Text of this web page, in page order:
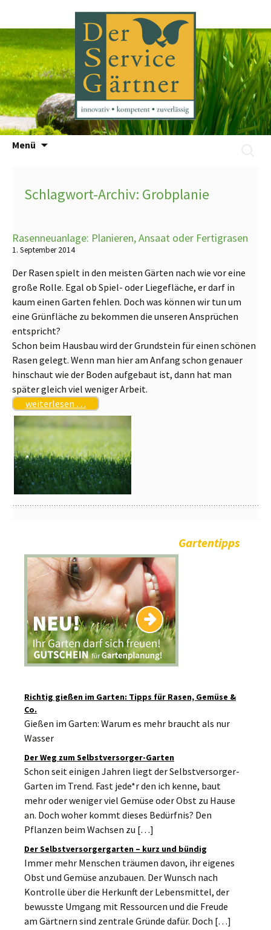
Menü
Zum
Schlagwort-Archiv: Grobplanie
Rasenneuanlage: Planieren, Ansaat oder Fertigrasen
1. September 2014
Der Rasen spielt in den meisten Gärten nach wie vor eine
große Rolle. Egal ob Spiel- oder Liegefläche, er darf in
kaum einen Garten fehlen. Doch was können wir tun um
eine Grünfläche zu bekommen die unseren Ansprüchen
entspricht?
Schon beim Hausbau wird der Grundstein für einen schönen
Rasen gelegt. Wenn man hier am Anfang schon genauer
hinschaut wie der Boden aufgebaut ist, dann hat man
später gleich viel weniger Arbeit.
weiterlesen …
Gartentipps
Richtig gießen im Garten: Tipps für Rasen, Gemüse &
Co.
Gießen im Garten: Warum es mehr braucht als nur
Wasser
Der Weg zum Selbstversorger-Garten
Schon seit einigen Jahren liegt der Selbstversorger-
Garten im Trend. Fast jede*r den ich kenne, baut
mehr oder weniger viel Gemüse oder Obst zu Hause
an. Doch woher kommt dieses Bedürfnis? Den
Pflanzen beim Wachsen zu […]
Der Selbstversorgergarten – kurz und bündig
Immer mehr Menschen träumen davon, ihr eigenes
Obst und Gemüse anzubauen. Der Wunsch nach
Kontrolle über die Herkunft der Lebensmittel, der
bewusste Umgang mit Ressourcen und die Freude
am Gärtnern sind zentrale Gründe dafür. Doch […]